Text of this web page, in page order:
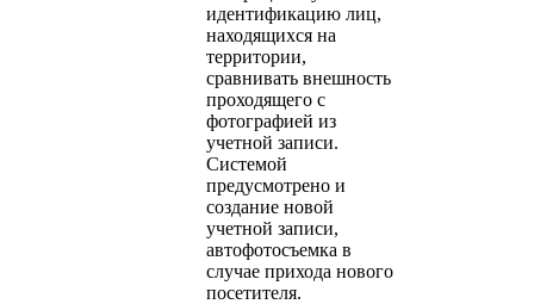
идентификацию лиц,
находящихся на
территории,
сравнивать внешность
проходящего с
фотографией из
учетной записи.
Системой
предусмотрено и
создание новой
учетной записи,
автофотосъемка в
случае прихода нового
посетителя.